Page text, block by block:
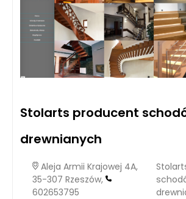
Stolarts producent
drewnianych
Aleja Armii Krajowej 4A,
35-307 Rzeszów,
602653795